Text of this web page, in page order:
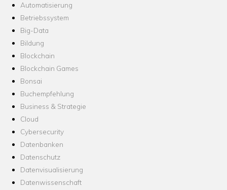
Automatisierung
Betriebssystem
Big-Data
Bildung
Blockchain
Blockchain Games
Bonsai
Buchempfehlung
Business & Strategie
Cloud
Cybersecurity
Datenbanken
Datenschutz
Datenvisualisierung
Datenwissenschaft